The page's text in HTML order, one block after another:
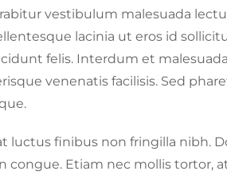
vestibulum malesuada
lacinia ut eros id
felis. Interdum et
venenatis facilisis. Sed
luctus finibus non fringilla nibh.
congue. Etiam nec mollis tortor,